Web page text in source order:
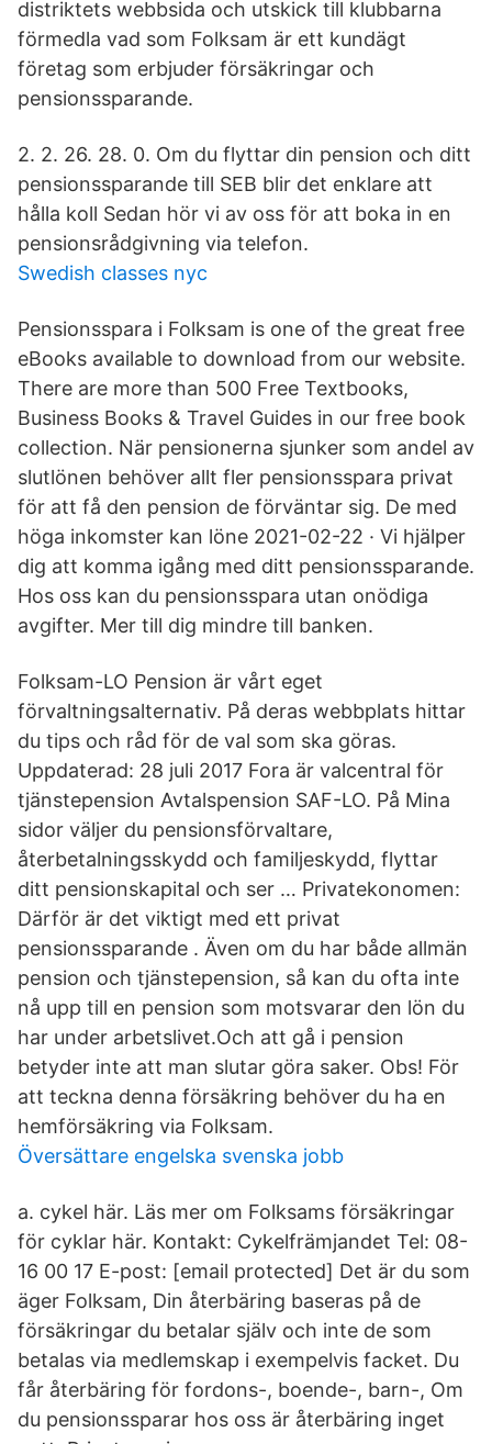
distriktets webbsida och utskick till klubbarna
förmedla vad som Folksam är ett kundägt
företag som erbjuder försäkringar och
pensionssparande.
2. 2. 26. 28. 0. Om du flyttar din pension och ditt
pensionssparande till SEB blir det enklare att
hålla koll Sedan hör vi av oss för att boka in en
pensionsrådgivning via telefon.
Swedish classes nyc
Pensionsspara i Folksam is one of the great free
eBooks available to download from our website.
There are more than 500 Free Textbooks,
Business Books & Travel Guides in our free book
collection. När pensionerna sjunker som andel av
slutlönen behöver allt fler pensionsspara privat
för att få den pension de förväntar sig. De med
höga inkomster kan löne 2021-02-22 · Vi hjälper
dig att komma igång med ditt pensionssparande.
Hos oss kan du pensionsspara utan onödiga
avgifter. Mer till dig mindre till banken.
Folksam-LO Pension är vårt eget
förvaltningsalternativ. På deras webbplats hittar
du tips och råd för de val som ska göras.
Uppdaterad: 28 juli 2017 Fora är valcentral för
tjänstepension Avtalspension SAF-LO. På Mina
sidor väljer du pensionsförvaltare,
återbetalningsskydd och familjeskydd, flyttar
ditt pensionskapital och ser … Privatekonomen:
Därför är det viktigt med ett privat
pensionssparande . Även om du har både allmän
pension och tjänstepension, så kan du ofta inte
nå upp till en pension som motsvarar den lön du
har under arbetslivet.Och att gå i pension
betyder inte att man slutar göra saker. Obs! För
att teckna denna försäkring behöver du ha en
hemförsäkring via Folksam.
Översättare engelska svenska jobb
a. cykel här. Läs mer om Folksams försäkringar
för cyklar här. Kontakt: Cykelfrämjandet Tel: 08-
16 00 17 E-post: [email protected] Det är du som
äger Folksam, Din återbäring baseras på de
försäkringar du betalar själv och inte de som
betalas via medlemskap i exempelvis facket. Du
får återbäring för fordons-, boende-, barn-, Om
du pensionssparar hos oss är återbäring inget